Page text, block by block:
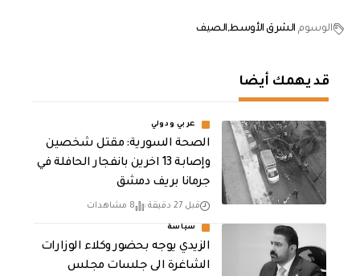
الوسوم الشرق الأوسط الصيف
قد يهمك أيضا
عربي ودولي
الصحة السورية: مقتل شخصين
وإصابة 13 اخرين بانفجار الحافلة في
جرمانا بريف دمشق
قبل 27 دقيقة 8 مشاهدات
سياسة
الزيدي يوجه بحضور وكلاء الوزارات
الشاغرة الى جلسات مجلس